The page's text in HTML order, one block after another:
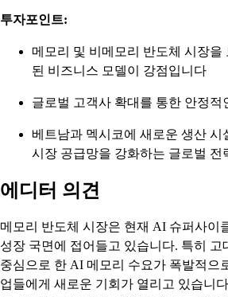
투자포인트:
메모리 및 비메모리 반도체 시장을
된 비즈니스 모델이 강점입니다
글로벌 고객사 확대를 통한 안정적
베트남과 멕시코에 새로운 생산 시
시장 공급망을 강화하는 글로벌 전
에디터 의견
메모리 반도체 시장은 현재 AI 슈퍼사이
성장 국면에 접어들고 있습니다. 특히
중심으로 한 AI 메모리 수요가 폭발적으
업들에게 새로운 기회가 열리고 있습니